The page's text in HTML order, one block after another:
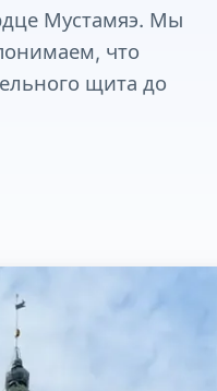
Мустамяэ. Мы
что
щита до